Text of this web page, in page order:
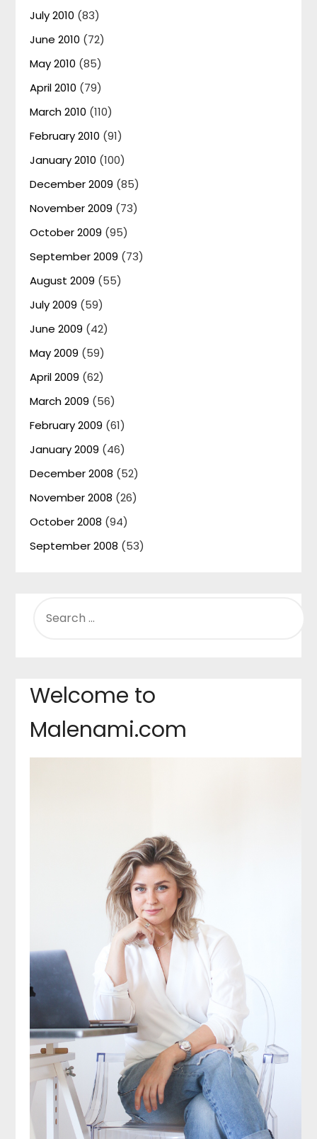
July 2010 (83)
June 2010 (72)
May 2010 (85)
April 2010 (79)
March 2010 (110)
February 2010 (91)
January 2010 (100)
December 2009 (85)
November 2009 (73)
October 2009 (95)
September 2009 (73)
August 2009 (55)
July 2009 (59)
June 2009 (42)
May 2009 (59)
April 2009 (62)
March 2009 (56)
February 2009 (61)
January 2009 (46)
December 2008 (52)
November 2008 (26)
October 2008 (94)
September 2008 (53)
FOR:
Welcome to
Malenami.com